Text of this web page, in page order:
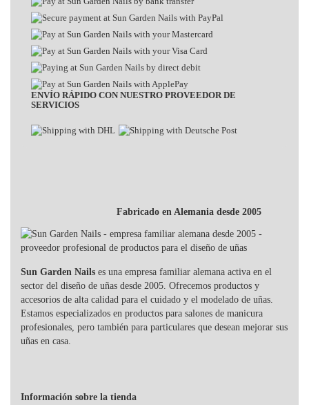
ENVÍO RÁPIDO CON NUESTRO PROVEEDOR DE
SERVICIOS
Fabricado en Alemania desde 2005
Sun Garden Nails es una empresa familiar alemana activa en el
sector del diseño de uñas desde 2005. Ofrecemos productos y
accesorios de alta calidad para el cuidado y el modelado de uñas.
Estamos especializados en productos para salones de manicura
profesionales, pero también para particulares que desean mejorar sus
uñas en casa.
Información sobre la tienda